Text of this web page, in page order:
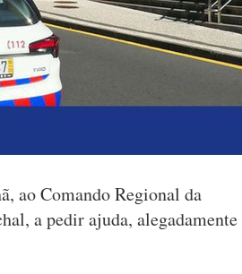
ao Comando Regional da
a pedir ajuda, alegadamente